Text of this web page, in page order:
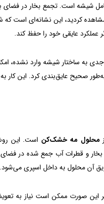
شیشه است. تجمع بخار در
کردید، این نشانه‌ای است که
عملکرد عایقی خود را حفظ کند.
به ساختار شیشه وارد نشده،
صحیح عایق‌بندی کرد. این کار
محلول مه‌ خشک‌کن است. این
و قطرات آب جمع شده‌ در
آن محلول به داخل اسپری می‌شود.
این صورت ممکن است نیاز به